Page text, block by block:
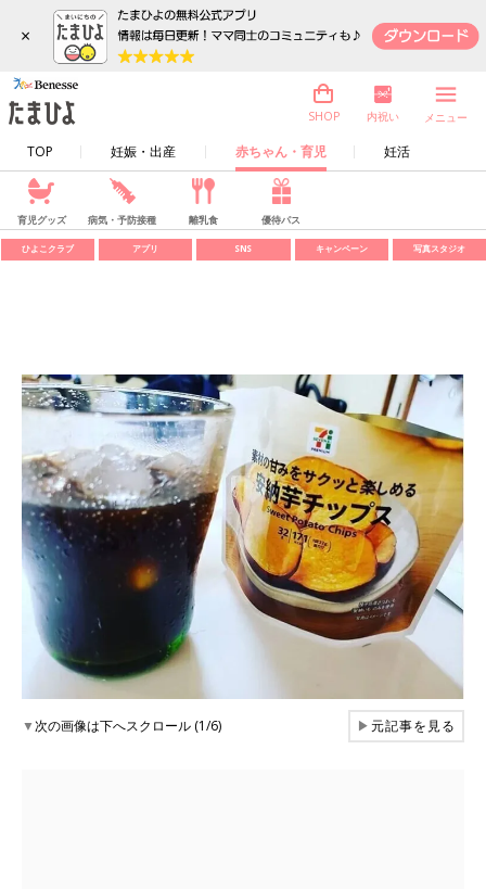
×
TOP 妊娠・出産 赤ちゃん・育児 妊活
SHOP 内祝い メニュー
育児グッズ 病気・予防接種 離乳食 優待パス
ひよこクラブ アプリ SNS キャンペーン 写真スタジオ
▼次の画像は下へスクロール (1/6) ▶元記事を見る